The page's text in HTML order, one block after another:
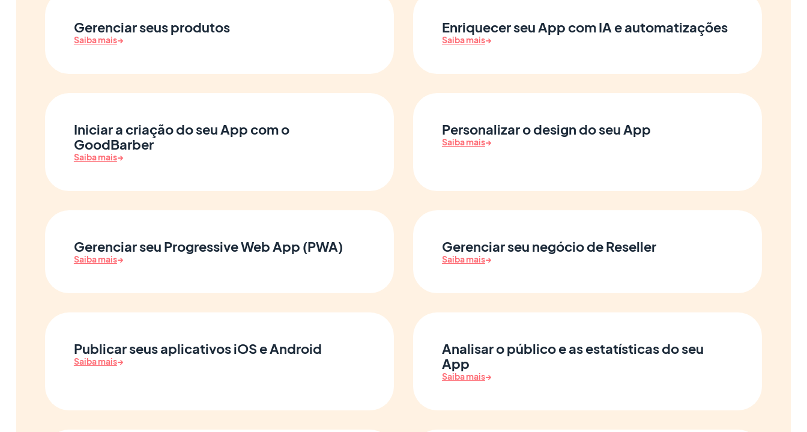
Gerenciar seus produtos
Saiba mais→
Enriquecer seu App com IA e automatizações
Saiba mais→
Iniciar a criação do seu App com o
GoodBarber
Saiba mais→
Personalizar o design do seu App
Saiba mais→
Gerenciar seu Progressive Web App (PWA)
Saiba mais→
Gerenciar seu negócio de Reseller
Saiba mais→
Publicar seus aplicativos iOS e Android
Saiba mais→
Analisar o público e as estatísticas do seu
App
Saiba mais→